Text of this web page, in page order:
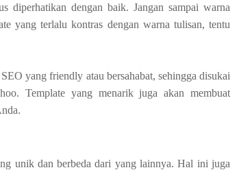
diperhatikan dengan baik. Jangan sampai warna
yang terlalu kontras dengan warna tulisan, tentu
yang friendly atau bersahabat, sehingga disukai
Template yang menarik juga akan membuat
unik dan berbeda dari yang lainnya. Hal ini juga